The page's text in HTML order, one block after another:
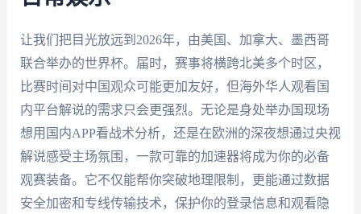
让我们把目光放远到2026年，由美国、加拿大、墨西哥
联合举办的世界杯。届时，赛事将横跨北美多个时区，
比赛时间对中国观众可能更加友好，但海外华人观看国
内平台解说的需求只会更强烈。无论是身处举办国现场
想用国内APP看战术分析，还是在欧洲的深夜想通过央视
解说感受主场氛围，一款可靠的加速器将成为你的必备
观赛装备。它不仅能帮你突破地理限制，更能通过数据
安全加密和专线传输技术，保护你的登录信息和观看隐